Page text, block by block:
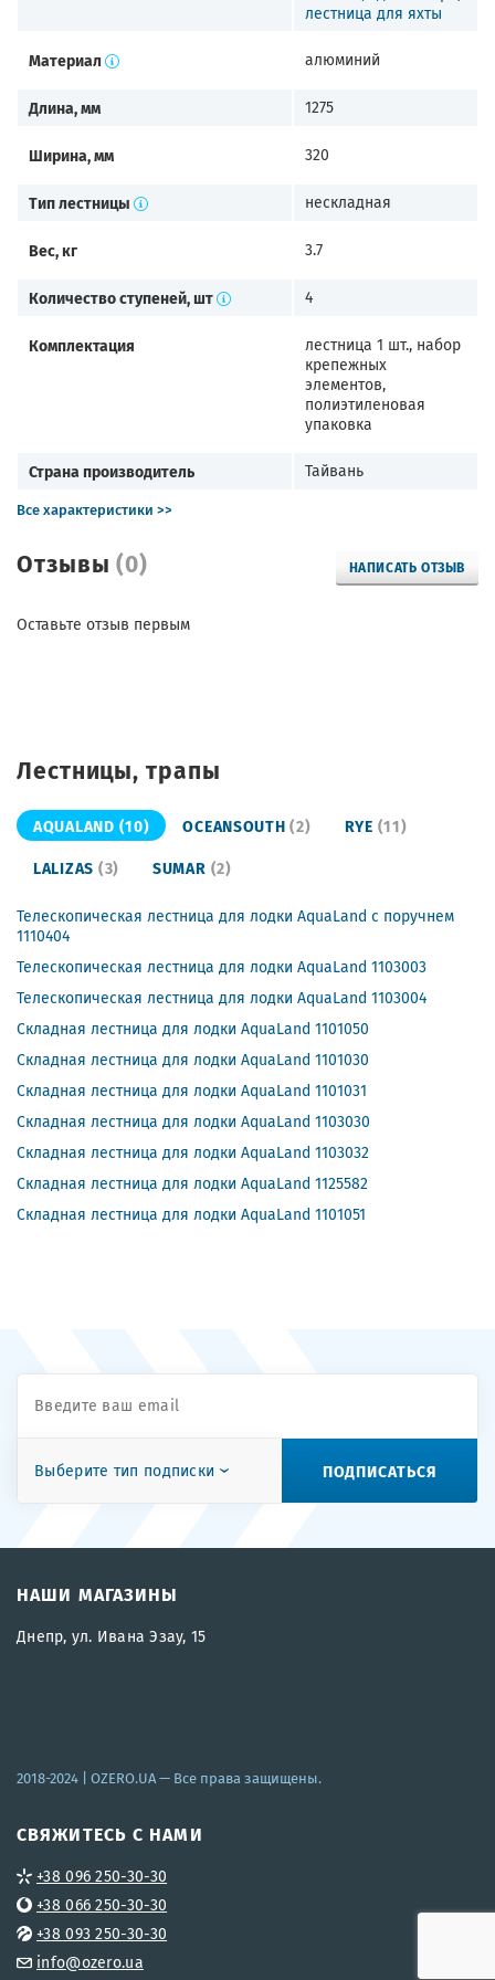
Отзывы(0) НАПИСАТЬ ОТЗЫВ
Оставьте отзыв первым
лестница для яхты
Материал алюминий
Длина, мм 1275
Ширина, мм 320
Тип лестницы нескладная
Вес, кг 3.7
Количество ступеней, шт 4
Комплектация
лестница 1 шт., набор
крепежных
элементов,
полиэтиленовая
упаковка
Страна производитель
Тайвань
Все характеристики >>
Лестницы, трапы
AQUALAND (10) OCEANSOUTH (2) RYE (11)
LALIZAS (3) SUMAR (2)
Телескопическая лестница для лодки AquaLand с поручнем
1110404
Телескопическая лестница для лодки AquaLand 1103003
Телескопическая лестница для лодки AquaLand 1103004
Складная лестница для лодки AquaLand 1101050
Складная лестница для лодки AquaLand 1101030
Складная лестница для лодки AquaLand 1101031
Складная лестница для лодки AquaLand 1103030
Складная лестница для лодки AquaLand 1103032
Складная лестница для лодки AquaLand 1125582
Складная лестница для лодки AquaLand 1101051
Выберите тип подписки ПОДПИСАТЬСЯ
НАШИ МАГАЗИНЫ
Днепр, ул. Ивана Эзау, 15
2018-2024 | OZERO.UA— Все права защищены.
СВЯЖИТЕСЬ С НАМИ
+38 096 250-30-30
+38 066 250-30-30
+38 093 250-30-30
info@ozero.ua